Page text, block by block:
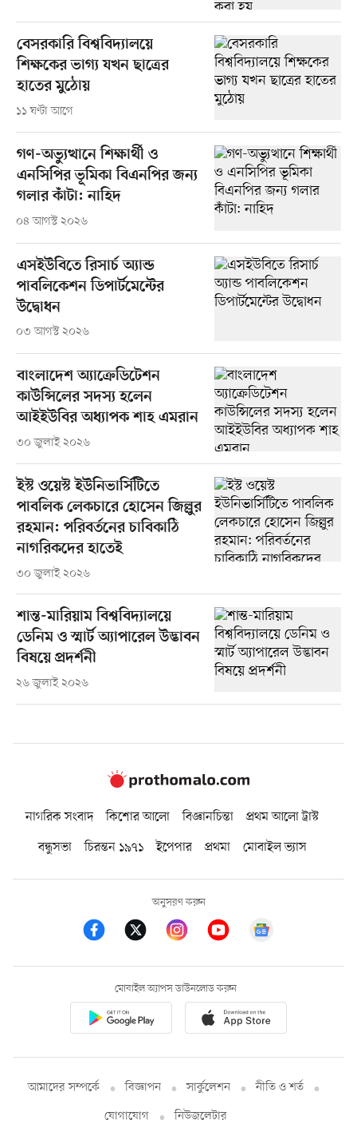
বেসরকারি বিশ্ববিদ্যালয়ে
শিক্ষকের ভাগ্য যখন ছাত্রের
হাতের মুঠোয়
১১ ঘণ্টা আগে
গণ-অভ্যুত্থানে শিক্ষার্থী ও
এনসিপির ভূমিকা বিএনপির জন্য
গলার কাঁটা: নাহিদ
০৪ আগস্ট ২০২৬
এসইউবিতে রিসার্চ অ্যান্ড
পাবলিকেশন ডিপার্টমেন্টের
উদ্বোধন
০৩ আগস্ট ২০২৬
বাংলাদেশ অ্যাক্রেডিটেশন
কাউন্সিলের সদস্য হলেন
আইইউবির অধ্যাপক শাহ এমরান
৩০ জুলাই ২০২৬
ইস্ট ওয়েস্ট ইউনিভার্সিটিতে
পাবলিক লেকচারে হোসেন জিল্লুর
রহমান: পরিবর্তনের চাবিকাঠি
নাগরিকদের হাতেই
৩০ জুলাই ২০২৬
শান্ত-মারিয়াম বিশ্ববিদ্যালয়ে
ডেনিম ও স্মার্ট অ্যাপারেল উদ্ভাবন
বিষয়ে প্রদর্শনী
২৬ জুলাই ২০২৬
নাগরিক সংবাদ কিশোর আলো বিজ্ঞানচিন্তা
প্রথম আলো ট্রাস্ট
বন্ধুসভা
চিরন্তন ১৯৭১ ইপেপার প্রথমা মোবাইল ভ্যাস
অনুসরণ করুন
মোবাইল অ্যাপস ডাউনলোড করুন
আমাদের সম্পর্কে বিজ্ঞাপন সার্কুলেশন
নীতি ও শর্ত
যোগাযোগ
নিউজলেটার